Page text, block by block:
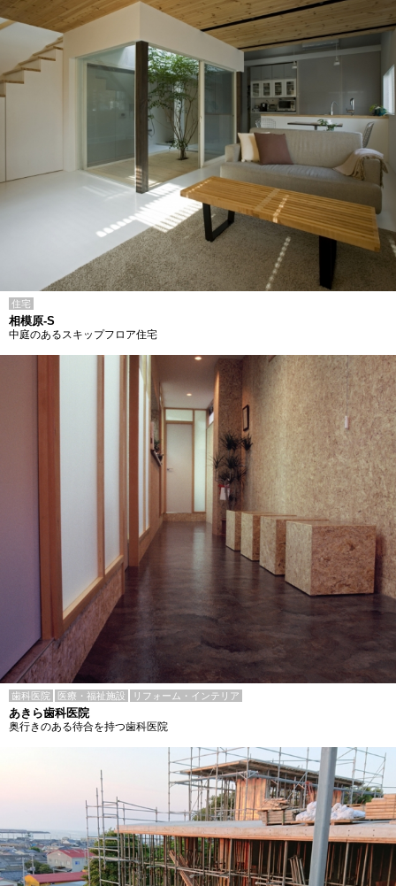
住宅
相模原-S
中庭のあるスキップフロア住宅
歯科医院 医療・福祉施設 リフォーム・インテリア
あきら歯科医院
奥行きのある待合を持つ歯科医院